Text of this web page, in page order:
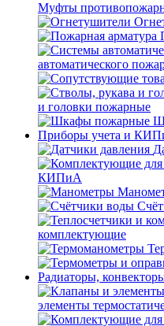
Муфты
автоматического
и головки пожарные
Приборы учета и
КИПиА
комплектующие
Радиаторы,
элементы